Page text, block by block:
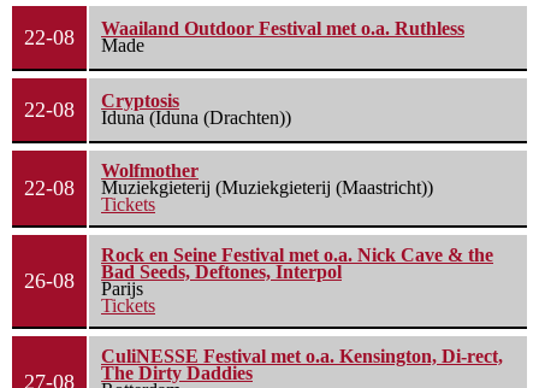
22-08
Waailand Outdoor Festival met o.a. Ruthless
Made
22-08
Cryptosis
Iduna (Iduna (Drachten))
22-08
Wolfmother
Muziekgieterij (Muziekgieterij (Maastricht))
Tickets
26-08
Rock en Seine Festival met o.a. Nick Cave & the
Bad Seeds, Deftones, Interpol
Parijs
Tickets
27-08
CuliNESSE Festival met o.a. Kensington, Di-rect,
The Dirty Daddies